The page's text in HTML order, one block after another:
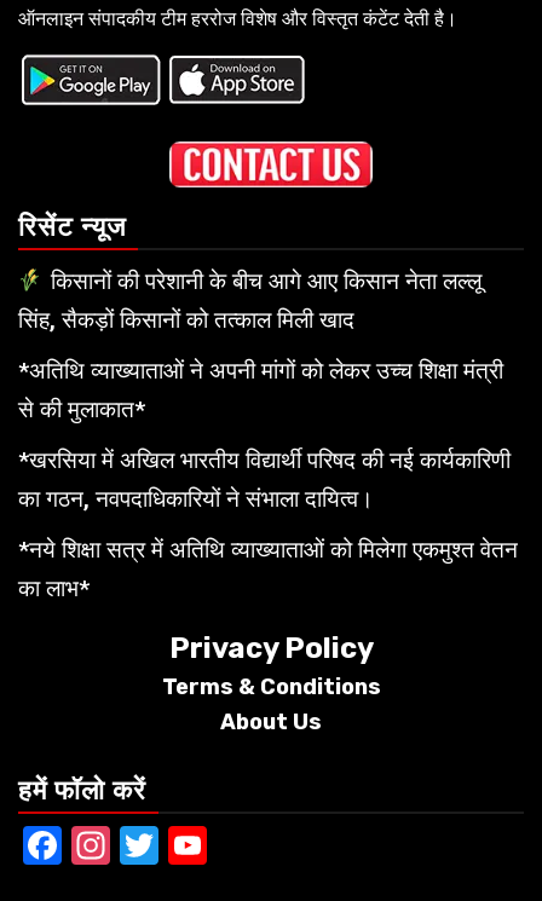
ऑनलाइन संपादकीय टीम हररोज विशेष और विस्तृत कंटेंट देती है।
रिसेंट न्यूज
किसानों की परेशानी के बीच आगे आए किसान नेता लल्लू
सिंह, सैकड़ों किसानों को तत्काल मिली खाद
*अतिथि व्याख्याताओं ने अपनी मांगों को लेकर उच्च शिक्षा मंत्री
से की मुलाकात*
*खरसिया में अखिल भारतीय विद्यार्थी परिषद की नई कार्यकारिणी
का गठन, नवपदाधिकारियों ने संभाला दायित्व।
*नये शिक्षा सत्र में अतिथि व्याख्याताओं को मिलेगा एकमुश्त वेतन
का लाभ*
Privacy Policy
Terms & Conditions
About Us
हमें फॉलो करें
Facebook
Instagram
Twitter